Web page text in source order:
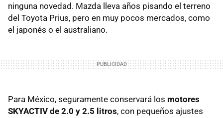
ninguna novedad. Mazda lleva años pisando el terreno
del Toyota Prius, pero en muy pocos mercados, como
el japonés o el australiano.
Para México, seguramente conservará los motores
SKYACTIV de 2.0 y 2.5 litros, con pequeños ajustes